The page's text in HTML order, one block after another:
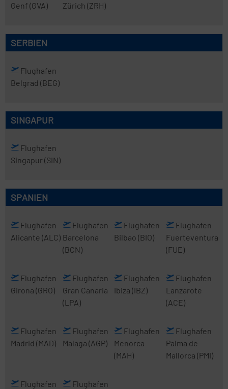
Genf (GVA) Zürich (ZRH)
SERBIEN
Flughafen
Belgrad (BEG)
SINGAPUR
Flughafen
Singapur (SIN)
SPANIEN
Flughafen
Alicante (ALC)
Flughafen
Barcelona
(BCN)
Flughafen
Bilbao (BIO)
Flughafen
Fuerteventura
(FUE)
Flughafen
Girona (GRO)
Flughafen
Gran Canaria
(LPA)
Flughafen
Ibiza (IBZ)
Flughafen
Lanzarote
(ACE)
Flughafen
Madrid (MAD)
Flughafen
Malaga (AGP)
Flughafen
Menorca
(MAH)
Flughafen
Palma de
Mallorca (PMI)
Flughafen
Flughafen